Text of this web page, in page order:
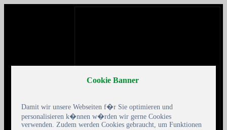
Cookie Banner
Damit wir unsere Webseiten f�r Sie optimieren und
personalisieren k�nnen w�rden wir gerne Cookies
verwenden. Zudem werden Cookies gebraucht, um Funktionen